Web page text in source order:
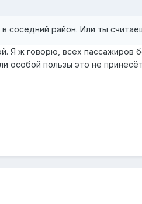
соседний район. Или ты
Я ж говорю, всех
особой пользы это не